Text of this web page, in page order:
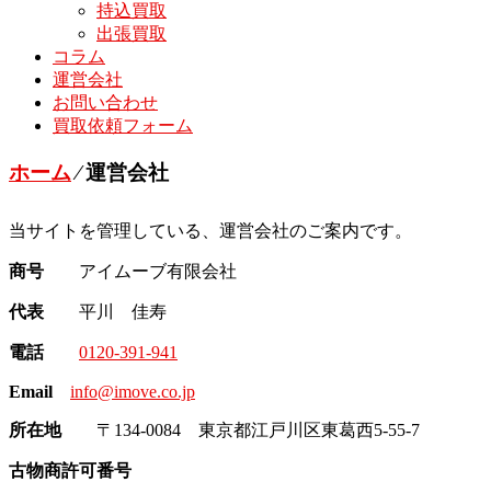
持込買取
出張買取
コラム
運営会社
お問い合わせ
買取依頼フォーム
ホーム⁄運営会社
当サイトを管理している、運営会社のご案内です。
商号 アイムーブ有限会社
代表 平川 佳寿
電話 0120-391-941
Email info@imove.co.jp
所在地 〒134-0084 東京都江戸川区東葛西5-55-7
古物商許可番号